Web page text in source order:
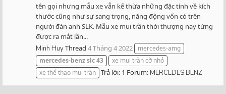
tên gọi nhưng mẫu xe vẫn kế thừa những đặc tính về kích
thước cũng như sự sang trọng, năng động vốn có trên
người đàn anh SLK. Mẫu xe mui trần thời thượng nay từng
được ra mắt lần...
Minh HuyThread 4 Tháng 4 2022
mercedes-amg
mercedes-benzslc43
xe mui trần cỡ nhỏ
xe thể thao mui trần Trả lời: 1 Forum:MERCEDES BENZ